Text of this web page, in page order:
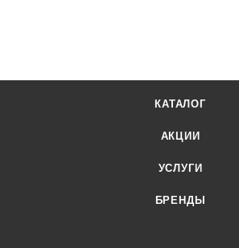
КАТАЛОГ
АКЦИИ
УСЛУГИ
БРЕНДЫ